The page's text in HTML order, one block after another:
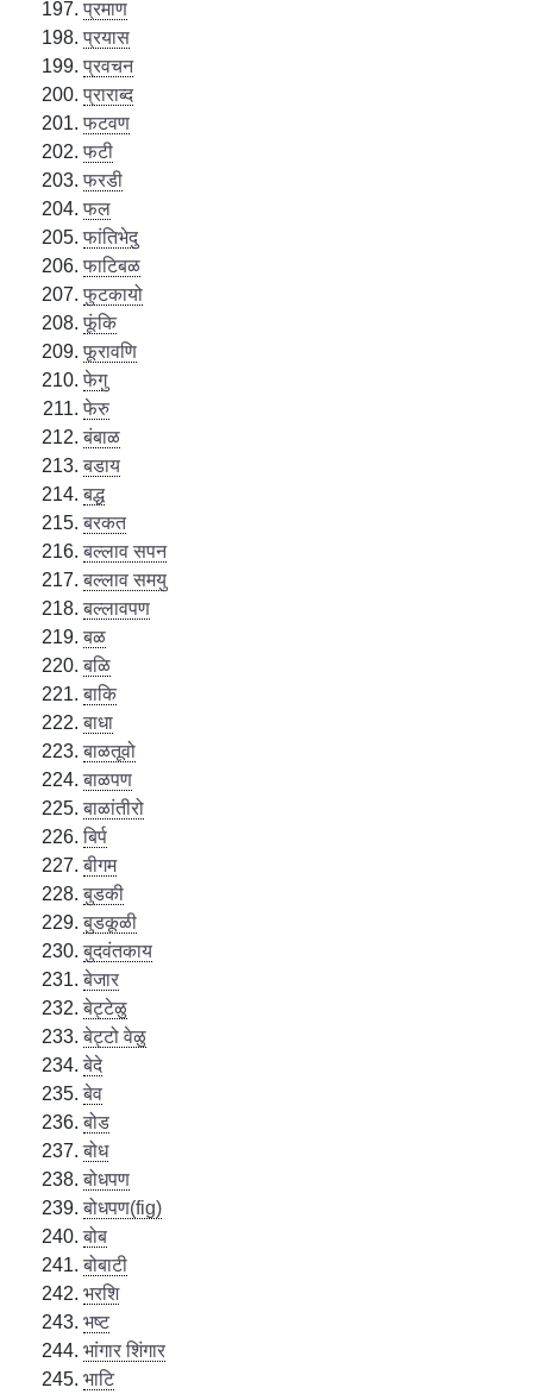
प्रमाण
प्रयास
प्रवचन
प्राराब्द
फटवण
फटी
फरडी
फल
फांतिभेदु
फाटिबळ
फुटकायो
फूंकि
फूरावणि
फेगु
फेरु
बंबाळ
बडाय
बद्ध
बरकत
बल्लाव सपन
बल्लाव समयु
बल्लावपण
बळ
बळि
बाकि
बाधा
बाळतूवो
बाळपण
बाळांतीरो
बिर्प
बीगम
बुडकी
बुडकूळी
बुदवंतकाय
बेजार
बेट्टेळु
बेट्टो वेळु
बेदे
बेव
बोड
बोध
बोधपण
बोधपण(fig)
बोब
बोबाटी
भरशि
भष्ट
भांगार शिंगार
भाटि